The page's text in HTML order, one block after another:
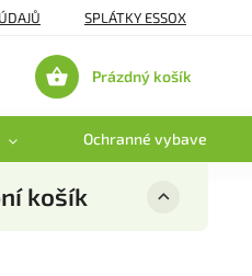
SPLÁTKY ESSOX
Nákupní
Prázdný košík
Ochranné vybavení
košík